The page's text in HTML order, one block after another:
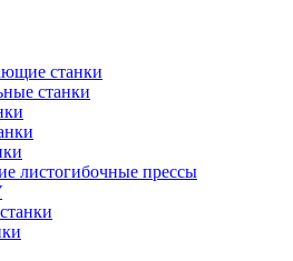
станки
станки
листогибочные прессы